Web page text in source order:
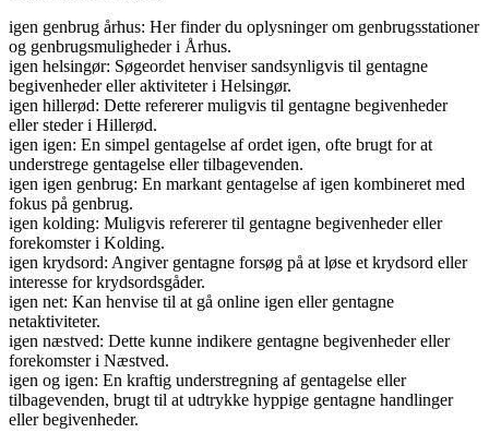
igen genbrug århus: Her finder du oplysninger om genbrugsstationer
og genbrugsmuligheder i Århus.
igen helsingør: Søgeordet henviser sandsynligvis til gentagne
begivenheder eller aktiviteter i Helsingør.
igen hillerød: Dette refererer muligvis til gentagne begivenheder
eller steder i Hillerød.
igen igen: En simpel gentagelse af ordet igen, ofte brugt for at
understrege gentagelse eller tilbagevenden.
igen igen genbrug: En markant gentagelse af igen kombineret med
fokus på genbrug.
igen kolding: Muligvis refererer til gentagne begivenheder eller
forekomster i Kolding.
igen krydsord: Angiver gentagne forsøg på at løse et krydsord eller
interesse for krydsordsgåder.
igen net: Kan henvise til at gå online igen eller gentagne
netaktiviteter.
igen næstved: Dette kunne indikere gentagne begivenheder eller
forekomster i Næstved.
igen og igen: En kraftig understregning af gentagelse eller
tilbagevenden, brugt til at udtrykke hyppige gentagne handlinger
eller begivenheder.